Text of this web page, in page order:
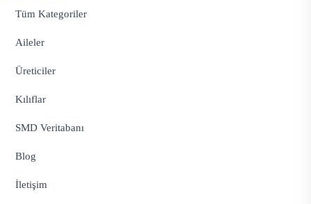
Tüm Kategoriler
Aileler
Üreticiler
Kılıflar
SMD Veritabanı
Blog
İletişim